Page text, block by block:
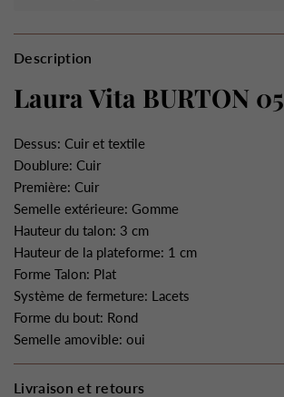
Description
Laura Vita BURTON 05
Dessus: Cuir et textile
Doublure: Cuir
Première: Cuir
Semelle extérieure: Gomme
Hauteur du talon: 3 cm
Hauteur de la plateforme: 1 cm
Forme Talon: Plat
Système de fermeture: Lacets
Forme du bout: Rond
Semelle amovible: oui
Livraison et retours